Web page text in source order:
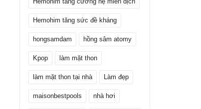
Hemohim tăng sức đề kháng
hongsamdam hồng sâm atomy
Kpop làm mặt thon
làm mặt thon tại nhà Làm đẹp
maisonbestpools nhà hơi